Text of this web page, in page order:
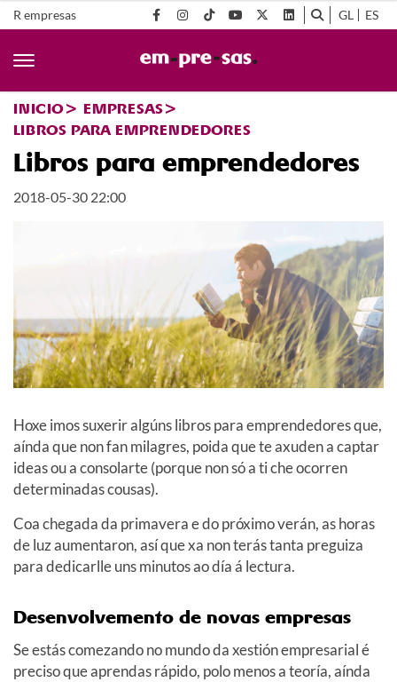
R empresas GL ES
INICIO
EMPRESAS
LIBROS PARA EMPRENDEDORES
Libros para emprendedores
2018-05-30 22:00
Hoxe imos suxerir algúns libros para emprendedores que,
aínda que non fan milagres, poida que te axuden a captar
ideas ou a consolarte (porque non só a ti che ocorren
determinadas cousas).
Coa chegada da primavera e do próximo verán, as horas
de luz aumentaron, así que xa non terás tanta preguiza
para dedicarlle uns minutos ao día á lectura.
Desenvolvemento de novas empresas
Se estás comezando no mundo da xestión empresarial é
preciso que aprendas rápido, polo menos a teoría, aínda